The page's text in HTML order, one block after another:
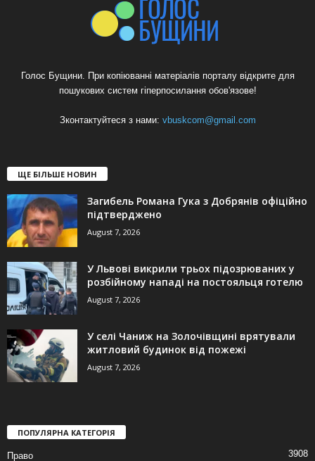
Голос Бущини. При копіюванні матеріалів порталу відкрите для
пошукових систем гіперпосилання обов'язове!
Зконтактуйтеся з нами: vbuskcom@gmail.com
ЩЕ БІЛЬШЕ НОВИН
Загибель Романа Гука з Добрянів офіційно
підтверджено
August 7, 2026
У Львові викрили трьох підозрюваних у
розбійному нападі на постояльця готелю
August 7, 2026
У селі Чаниж на Золочівщині врятували
житловий будинок від пожежі
August 7, 2026
ПОПУЛЯРНА КАТЕГОРІЯ
Право 3908